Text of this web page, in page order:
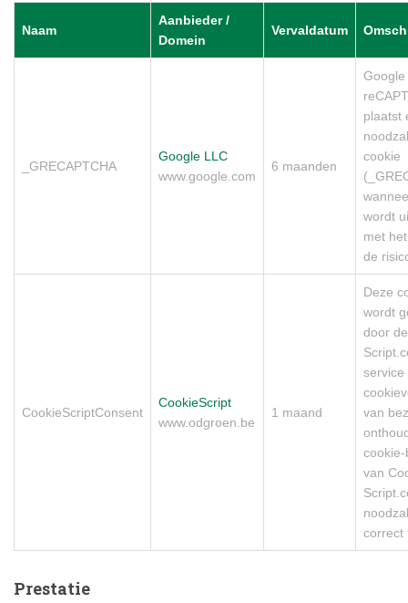
Naam
Aanbieder /
Domein
Vervaldatum
_GRECAPTCHA
Google LLC
www.google.com
6 maanden
Google
plaatst
cookie
wordt
met
de
CookieScriptConsent
CookieScript
www.odgroen.be
1 maand
Deze
wordt
door
service
van
van
correct
Prestatie